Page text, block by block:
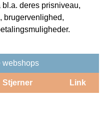
deres prisniveau,
brugervenlighed,
webshops
Stjerner Link